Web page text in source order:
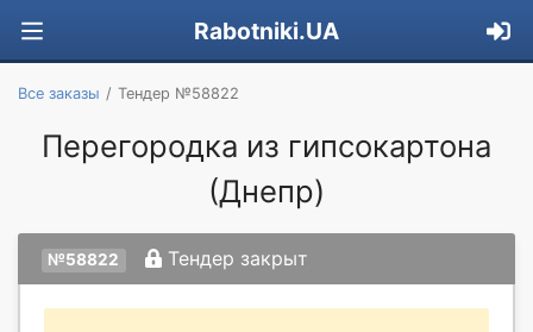
Rabotniki.UA
Все заказы Тендер №58822
Перегородка из гипсокартона
(Днепр)
№58822 Тендер закрыт